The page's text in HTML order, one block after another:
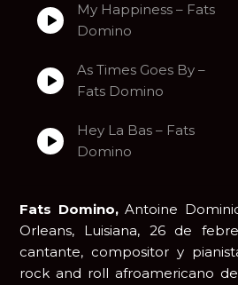
My Happiness – Fats
Domino
As Times Goes By –
Fats Domino
Hey La Bas – Fats
Domino
Fats Domino,Antoine
Orleans, Luisiana, 26 de
cantante, compositor y
rock and roll afroamericano